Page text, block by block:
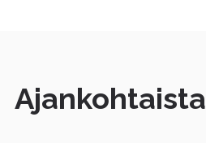
Ajankohtaista